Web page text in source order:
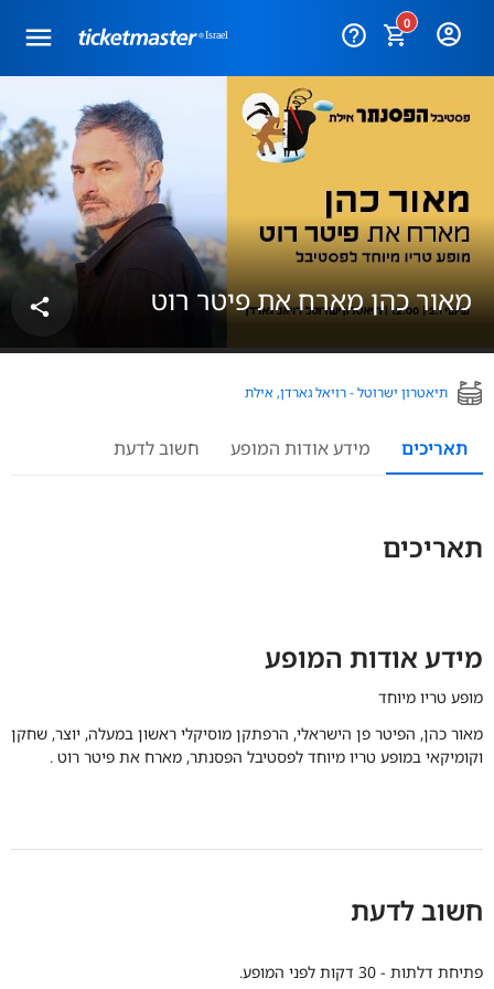
0
help_outline
מאור כהן מארח את פיטר רוט share
תיאטרון ישרוטל - רויאל גארדן, אילת
תאריכים מידע אודות המופע חשוב לדעת
תאריכים
מידע אודות המופע
מופע טריו מיוחד
מאור כהן, הפיטר פן הישראלי, הרפתקן מוסיקלי ראשון במעלה, יוצר, שחקן
וקומיקאי במופע טריו מיוחד לפסטיבל הפסנתר, מארח את פיטר רוט .
חשוב לדעת
פתיחת דלתות - 30 דקות לפני המופע.